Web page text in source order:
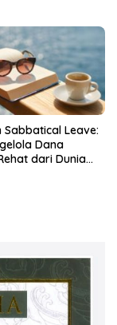
Sabbatical Leave:
Dana
dari Dunia